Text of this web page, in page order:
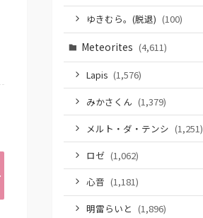
ゆきむら。(脱退) (100)
Meteorites (4,611)
Lapis (1,576)
みかさくん (1,379)
メルト・ダ・テンシ (1,251)
ロゼ (1,062)
心音 (1,181)
明雷らいと (1,896)